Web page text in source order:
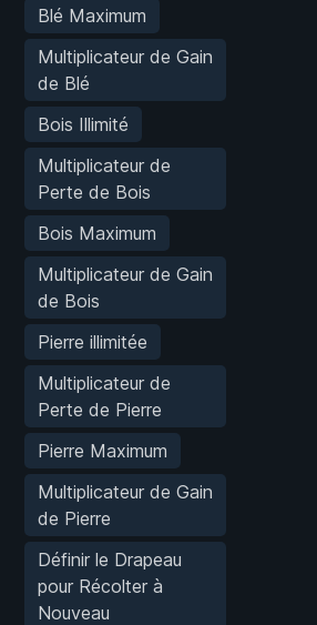
Blé Maximum
Multiplicateur de Gain
de Blé
Bois Illimité
Multiplicateur de
Perte de Bois
Bois Maximum
Multiplicateur de Gain
de Bois
Pierre illimitée
Multiplicateur de
Perte de Pierre
Pierre Maximum
Multiplicateur de Gain
de Pierre
Définir le Drapeau
pour Récolter à
Nouveau